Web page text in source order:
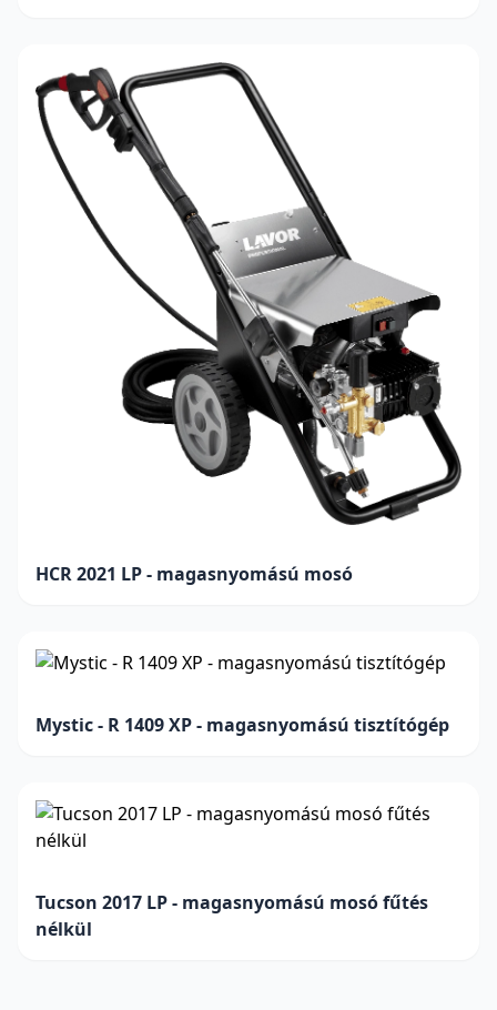
HCR 2021 LP - magasnyomású mosó
Mystic - R 1409 XP - magasnyomású tisztítógép
Tucson 2017 LP - magasnyomású mosó fűtés
nélkül